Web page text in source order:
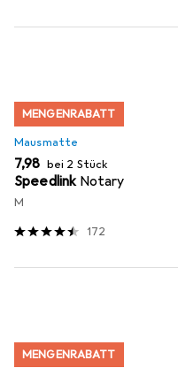
MENGENRABATT
Mausmatte
EUR
7,98 bei 2 Stück
Speedlink Notary
M
172
MENGENRABATT